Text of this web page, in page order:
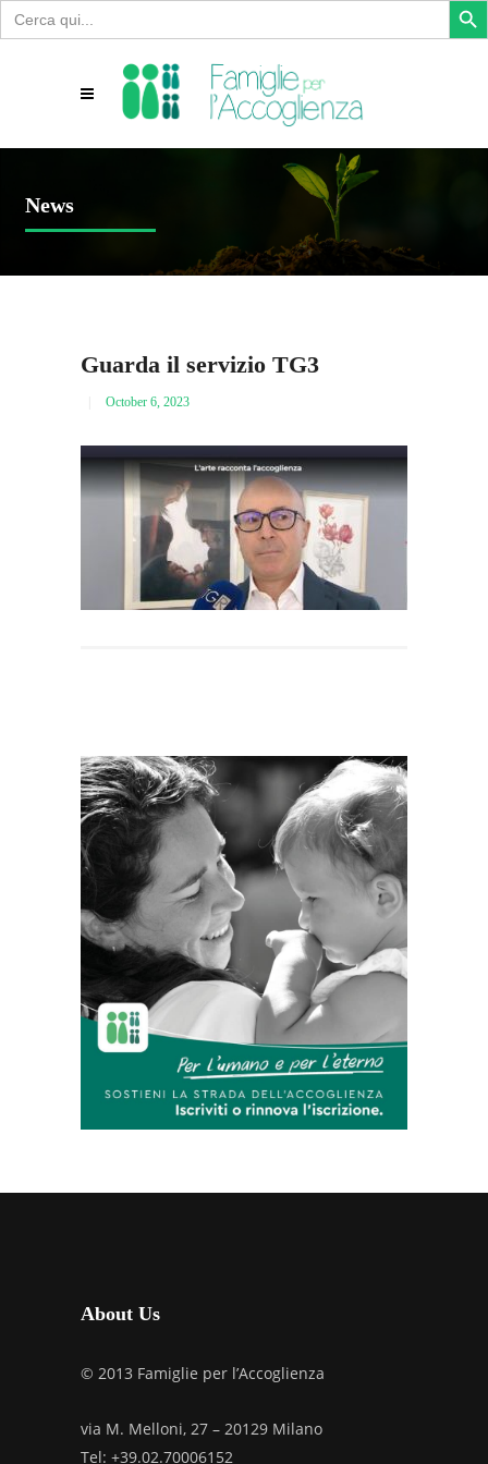
Search
for:
News
Guarda il servizio TG3
October 6, 2023
About Us
© 2013 Famiglie per l’Accoglienza
via M. Melloni, 27 – 20129 Milano
Tel: +39.02.70006152